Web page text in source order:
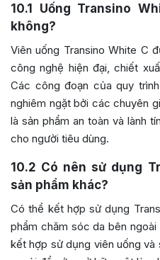
10.1 Uống Transino
không?
Viên uống Transino White C
công nghệ hiện đại, chiết
Các công đoạn của quy
nghiêm ngặt bởi các chuyên
là sản phẩm an toàn và lành
cho người tiêu dùng.
10.2 Có nên sử dụng
sản phẩm khác?
Có thể kết hợp sử dụng
phẩm chăm sóc da bên
kết hợp sử dụng viên uống